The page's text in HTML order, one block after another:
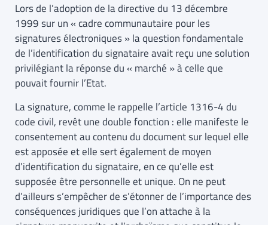
Lors de l’adoption de la directive du 13 décembre
1999 sur un « cadre communautaire pour les
signatures électroniques » la question fondamentale
de l’identification du signataire avait reçu une solution
privilégiant la réponse du « marché » à celle que
pouvait fournir l’Etat.
La signature, comme le rappelle l’article 1316-4 du
code civil, revêt une double fonction : elle manifeste le
consentement au contenu du document sur lequel elle
est apposée et elle sert également de moyen
d’identification du signataire, en ce qu’elle est
supposée être personnelle et unique. On ne peut
d’ailleurs s’empêcher de s’étonner de l’importance des
conséquences juridiques que l’on attache à la